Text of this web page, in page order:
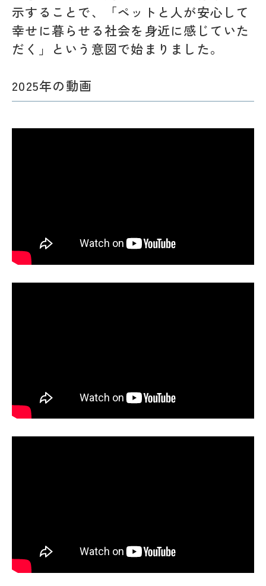
示することで、「ペットと人が安心して
幸せに暮らせる社会を身近に感じていた
だく」という意図で始まりました。
2025年の動画